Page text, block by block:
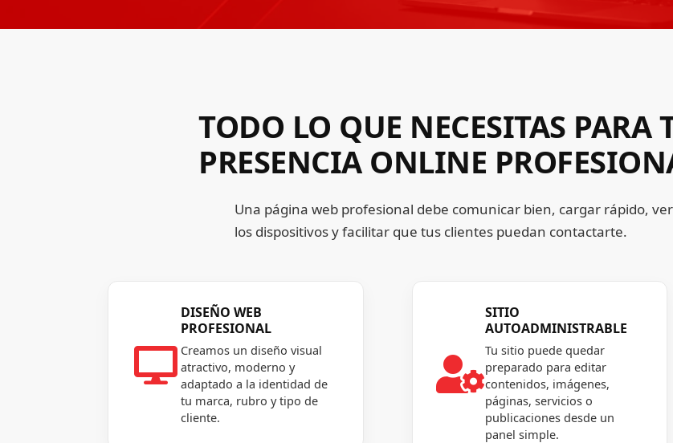
TODO LO QUE NECESITAS PARA
PRESENCIA ONLINE
Una página web profesional debe comunicar bien, cargar rápido,
los dispositivos y facilitar que tus clientes puedan contactarte.

DISEÑO WEB
PROFESIONAL
Creamos un diseño visual
atractivo, moderno y
adaptado a la identidad de
tu marca, rubro y tipo de
cliente.

SITIO
AUTOADMINISTRABLE
Tu sitio puede quedar
preparado para editar
contenidos, imágenes,
páginas, servicios o
publicaciones desde un
panel simple.